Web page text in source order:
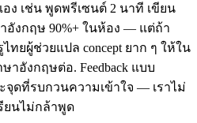
ง เช่น พูดพรีเซนต์ 2 นาที เขียน
อังกฤษ 90%+ ในห้อง — แต่ถ้า
ทยผู้ช่วยแปล concept ยาก ๆ ให้ใน
อังกฤษต่อ. Feedback แบบ
ะจุดที่รบกวนความเข้าใจ — เราไม่
ยนไม่กล้าพูด